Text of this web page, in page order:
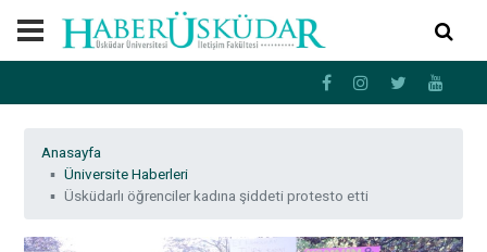
Anasayfa
Üniversite Haberleri
Üsküdarlı öğrenciler kadına şiddeti protesto etti